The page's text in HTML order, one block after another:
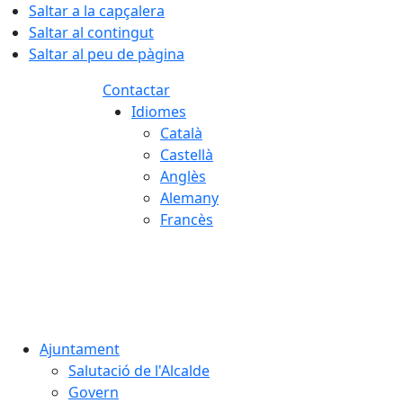
Saltar a la capçalera
Saltar al contingut
Saltar al peu de pàgina
Contactar
Idiomes
Català
Castellà
Anglès
Alemany
Francès
Ajuntament
Salutació de l'Alcalde
Govern